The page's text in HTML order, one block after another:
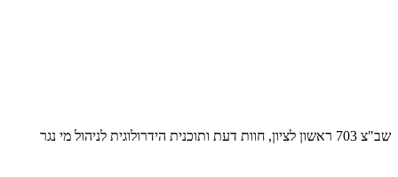
שב"צ 703 ראשון לציון, חוות דעת ותוכנית הידרולוגית לניהול מי נגר